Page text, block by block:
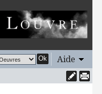
Ok Aide